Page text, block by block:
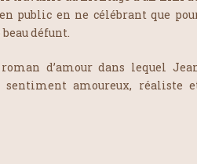
public en ne célébrant que
défunt.
d’amour dans lequel
amoureux, réaliste